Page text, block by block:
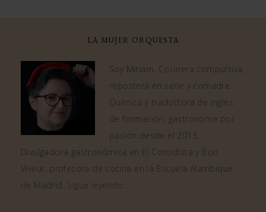
LA MUJER ORQUESTA
Soy Miriam. Cocinera compulsiva,
repostera en serie y comadre.
Química y traductora de inglés
de formación, gastrónoma por
pasión desde el 2013.
Divulgadora gastronómica en El Comidista y Bon
Viveur, profesora de cocina en la Escuela Alambique
de Madrid. Sigue leyendo…